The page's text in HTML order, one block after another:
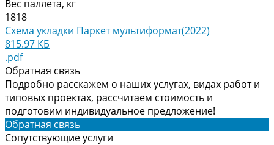
Вес паллета, кг
1818
Схема укладки Паркет мультиформат(2022)
815.97 КБ
.pdf
Обратная связь
Подробно расскажем о наших услугах, видах работ и
типовых проектах, рассчитаем стоимость и
подготовим индивидуальное предложение!
Обратная связь
Сопутствующие услуги